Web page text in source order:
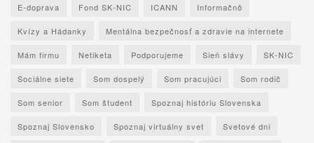
E-doprava Fond SK-NIC ICANN Informačnô
Kvízy a Hádanky Mentálna bezpečnosť a zdravie na internete
Mám firmu Netiketa Podporujeme Sieň slávy SK-NIC
Sociálne siete Som dospelý Som pracujúci Som rodič
Som senior Som študent Spoznaj históriu Slovenska
Spoznaj Slovensko Spoznaj virtuálny svet Svetové dni